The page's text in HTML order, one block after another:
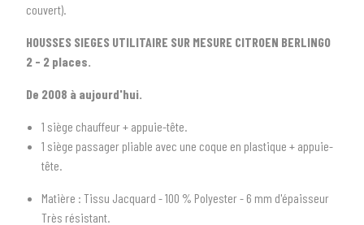
SÉLECTIONNEZ LE TYPE DE VOTRE VÉHICULE
Tous les types
2SÉLECTIONNEZ LA MARQUE DE VOTRE VÉHICULE
couvert).
HOUSSES SIEGES UTILITAIRE SUR MESURE CITROEN BERLINGO
2 - 2 places.
De 2008 à aujourd'hui.
1 siège chauffeur + appuie-tête.
1 siège passager pliable avec une coque en plastique + appuie-
tête.
Matière : Tissu Jacquard - 100 % Polyester - 6 mm d'épaisseur
Très résistant.